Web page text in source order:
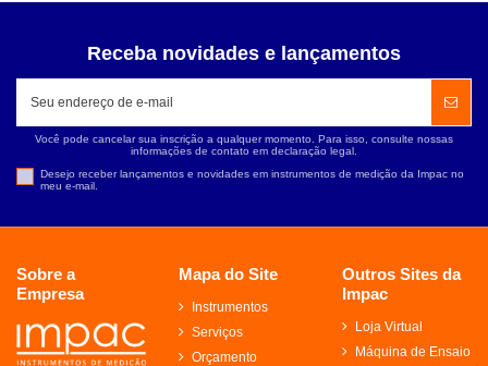
Receba novidades e lançamentos
Você pode cancelar sua inscrição a qualquer momento. Para isso, consulte nossas
informações de contato em declaração legal.
Desejo receber lançamentos e novidades em instrumentos de medição da Impac no
meu e-mail.
Sobre a
Empresa
Mapa do Site
Instrumentos
Serviços
Orçamento
Outros Sites da
Impac
Loja Virtual
Máquina de Ensaio